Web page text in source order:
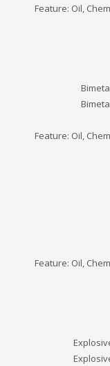
Feature: Oil,
Feature: Oil,
Feature: Oil,